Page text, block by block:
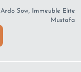
Sow, Immeuble Elite
Mustafa